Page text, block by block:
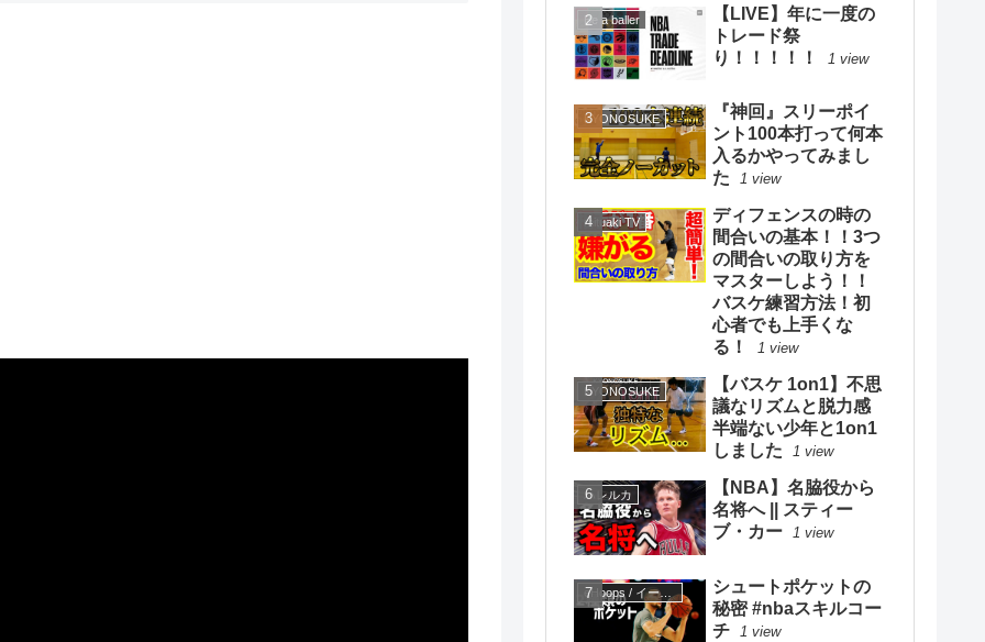
Be a baller
【LIVE】年に一度の
トレード祭
り！！！！！
1 view
KYONOSUKE
『神回』スリーポイ
ント100本打って何本
入るかやってみまし
た
1 view
mituaki TV
ディフェンスの時の
間合いの基本！！3つ
の間合いの取り方を
マスターしよう！！
バスケ練習方法！初
心者でも上手くな
る！
1 view
KYONOSUKE
【バスケ 1on1】不思
議なリズムと脱力感
半端ない少年と1on1
しました
1 view
ハレルカ
【NBA】名脇役から
名将へ || スティー
ブ・カー 1 view
eHoops / イー・フープス
シュートポケットの
秘密 #nbaスキルコー
チ
1 view